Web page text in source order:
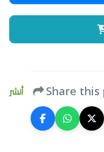
أنشر Share this